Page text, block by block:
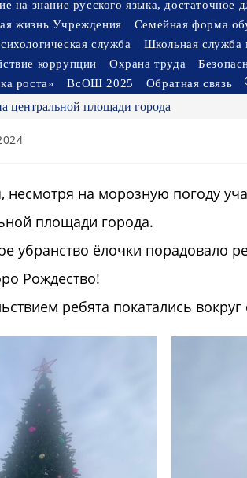
на знание русского языка,
жизнь Учреждения
Семейная форма
служба
Школьная служба
коррупции
Охрана труда
роста»
ВсОШ 2025 Обратная связь
центральной площади города
несмотря на морозную погоду
площади города.
убранство ёлочки порадовало
Рождество!
ребята покатались